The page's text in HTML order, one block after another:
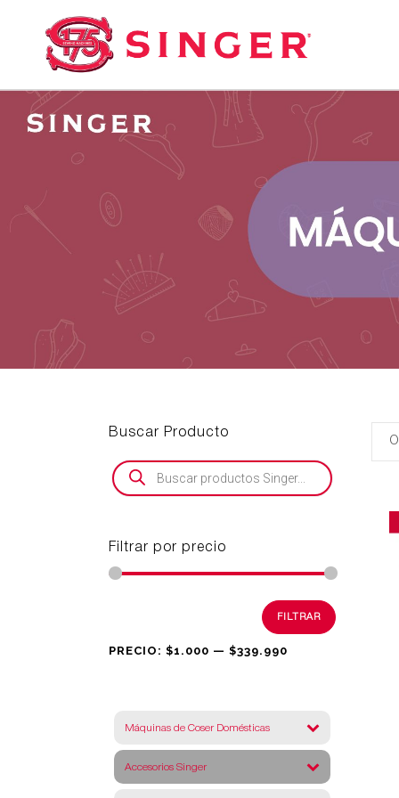
Buscar Producto
Búsqueda
de
productos
Filtrar por precio
FILTRAR
PRECIO: $1.000 — $339.990
Máquinas de Coser Domésticas
Accesorios Singer